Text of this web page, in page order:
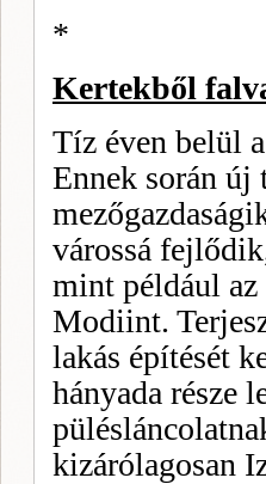
*
Kertekből
Tíz éven belül
Ennek során új
vá­rossá
mint például
Modiint.
lakás építését
hányada része
kizárólagosan